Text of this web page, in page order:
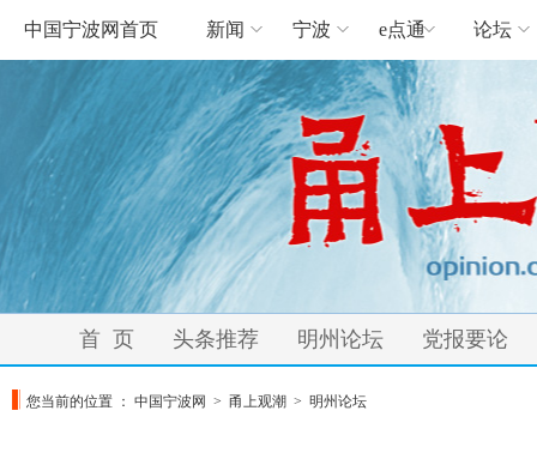
中国宁波网首页 新闻 宁波 e点通 论坛
首 页 头条推荐 明州论坛 党报要论
您当前的位置 ： 中国宁波网 > 甬上观潮 > 明州论坛